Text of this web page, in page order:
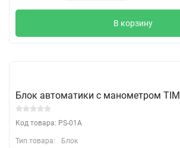
В корзину
Блок автоматики с манометром TIM
Код товара: PS-01A
Тип товара:
Блок